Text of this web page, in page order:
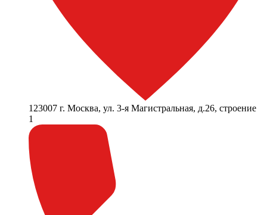
123007 г. Москва, ул. 3-я Магистральная, д.26, строение
1